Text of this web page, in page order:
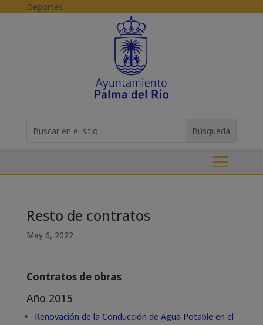
Skip to content
Deportes
for...
Resto de contratos
May 6, 2022
Contratos de obras
Año 2015
Renovación de la Conducción de Agua Potable en el